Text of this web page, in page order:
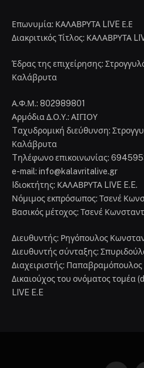
Επωνυμία: ΚΑΛΑΒΡΥΤΑ LIVE Ε.Ε
Διακριτικός Τίτλος: ΚΑΛΑΒΡΥΤΑ
Έδρας της επιχείρησης:
Καλάβρυτα
Α.Φ.Μ.: 802989801
Αρμόδια Δ.Ο.Υ.: ΑΙΓΙΟΥ
Tαχυδρομική διεύθυνση:
Καλάβρυτα
Tηλέφωνο επικοινωνίας:
e-mail: info@kalavritalive.gr
Iδιοκτήτης: ΚΑΛΑΒΡΥΤΑ LIVE E.E.
Νόμιμος εκπρόσωπος: Τσενέ
Βασικός μέτοχος: Τσενέ
Διευθυντής: Ρηγόπουλος
Διευθυντής σύνταξης:
Διαχειριστής: Παπαβραμόπουλος
Δικαιούχος του ονόματος τομέα
LIVE E.E